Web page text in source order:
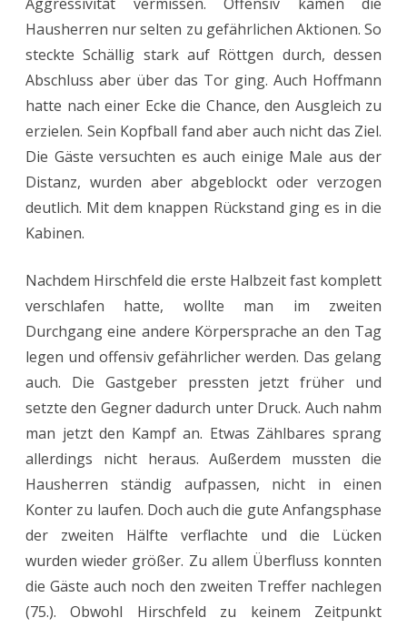
Hausherren nur selten zu gefährlichen Aktionen. So
steckte Schällig stark auf Röttgen durch, dessen
Abschluss aber über das Tor ging. Auch Hoffmann
hatte nach einer Ecke die Chance, den Ausgleich zu
erzielen. Sein Kopfball fand aber auch nicht das Ziel.
Die Gäste versuchten es auch einige Male aus der
Distanz, wurden aber abgeblockt oder verzogen
deutlich. Mit dem knappen Rückstand ging es in die
Kabinen.
Nachdem Hirschfeld die erste Halbzeit fast komplett
verschlafen hatte, wollte man im zweiten
Durchgang eine andere Körpersprache an den Tag
legen und offensiv gefährlicher werden. Das gelang
auch. Die Gastgeber pressten jetzt früher und
setzte den Gegner dadurch unter Druck. Auch nahm
man jetzt den Kampf an. Etwas Zählbares sprang
allerdings nicht heraus. Außerdem mussten die
Hausherren ständig aufpassen, nicht in einen
Konter zu laufen. Doch auch die gute Anfangsphase
der zweiten Hälfte verflachte und die Lücken
wurden wieder größer. Zu allem Überfluss konnten
die Gäste auch noch den zweiten Treffer nachlegen
(75.). Obwohl Hirschfeld zu keinem Zeitpunkt